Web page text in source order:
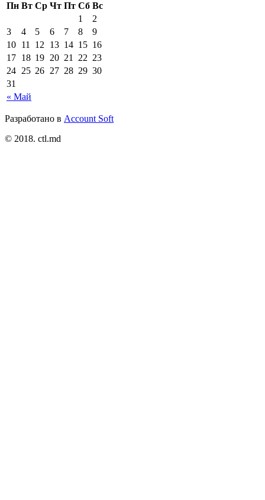
Пн Вт Ср Чт Пт Сб Вс
« Май
1
2
3
4 5 6 7 8
9
10 11 12 13 14 15 16
17 18 19 20 21 22 23
24 25 26 27 28 29 30
31
Разработано в Account Soft
© 2018. ctl.md